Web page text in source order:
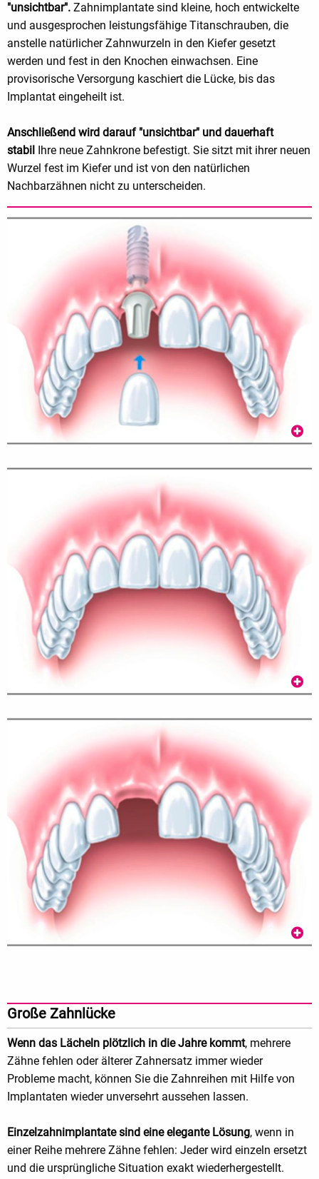
"unsichtbar". Zahnimplantate sind kleine, hoch entwickelte
und ausgesprochen leistungsfähige Titanschrauben, die
anstelle natürlicher Zahnwurzeln in den Kiefer gesetzt
werden und fest in den Knochen einwachsen. Eine
provisorische Versorgung kaschiert die Lücke, bis das
Implantat eingeheilt ist.
Anschließend wird darauf "unsichtbar" und dauerhaft
stabil
Ihre neue Zahnkrone befestigt. Sie sitzt mit ihrer neuen
Wurzel fest im Kiefer und ist von den natürlichen
Nachbarzähnen nicht zu unterscheiden.
Große Zahnlücke
Wenn das Lächeln plötzlich in die Jahre kommt, mehrere
Zähne fehlen oder älterer Zahnersatz immer wieder
Probleme macht, können Sie die Zahnreihen mit Hilfe von
Implantaten wieder unversehrt aussehen lassen.
Einzelzahnimplantate sind eine elegante Lösung, wenn in
einer Reihe mehrere Zähne fehlen: Jeder wird einzeln ersetzt
und die ursprüngliche Situation exakt wiederhergestellt.